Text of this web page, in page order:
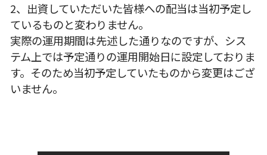
2、出資していただいた皆様への配当は当初予定し
ているものと変わりません。
実際の運用期間は先述した通りなのですが、シス
テム上では予定通りの運用開始日に設定しておりま
す。そのため当初予定していたものから変更はござ
いません。